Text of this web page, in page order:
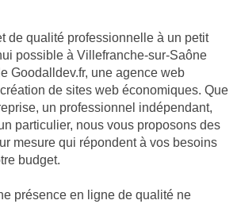
de qualité professionnelle à un petit
possible à Villefranche-sur-Saône
Goodalldev.fr, une agence web
de sites web économiques. Que
un professionnel indépendant,
particulier, nous vous proposons des
mesure qui répondent à vos besoins
budget.
présence en ligne de qualité ne